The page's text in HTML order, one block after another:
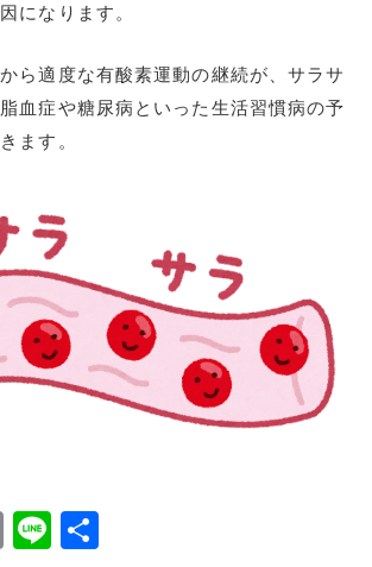
になります。
ら適度な有酸素運動の継続が、サラサ
血症や糖尿病といった生活習慣病の予
ます。
E
Li